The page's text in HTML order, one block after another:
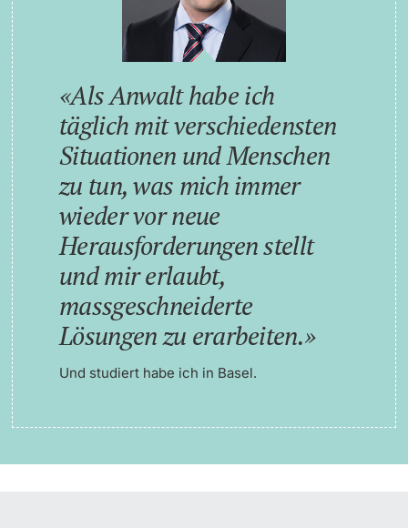
Als Anwalt habe ich
täglich mit verschiedensten
Situationen und Menschen
zu tun, was mich immer
wieder vor neue
Herausforderungen stellt
und mir erlaubt,
massgeschneiderte
Lösungen zu erarbeiten.
Und studiert habe ich in Basel.